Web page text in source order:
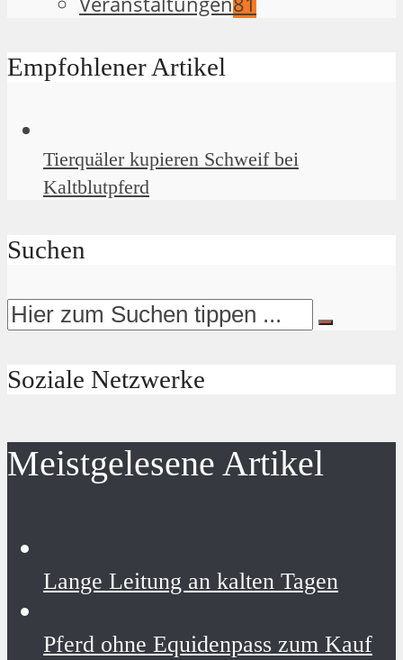
Empfohlener Artikel
Tierquäler kupieren Schweif bei
Kaltblutpferd
Suchen
Soziale Netzwerke
Meistgelesene Artikel
Lange Leitung an kalten Tagen
Pferd ohne Equidenpass zum Kauf